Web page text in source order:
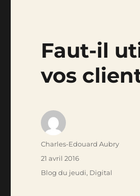
Faut-il
vos
Auteur
Charles-Edouard Aubry
Publié
le
21 avril 2016
Catégories
Blog du jeudi, Digital